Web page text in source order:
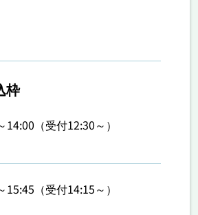
枠
（受付12:30～）
（受付14:15～）